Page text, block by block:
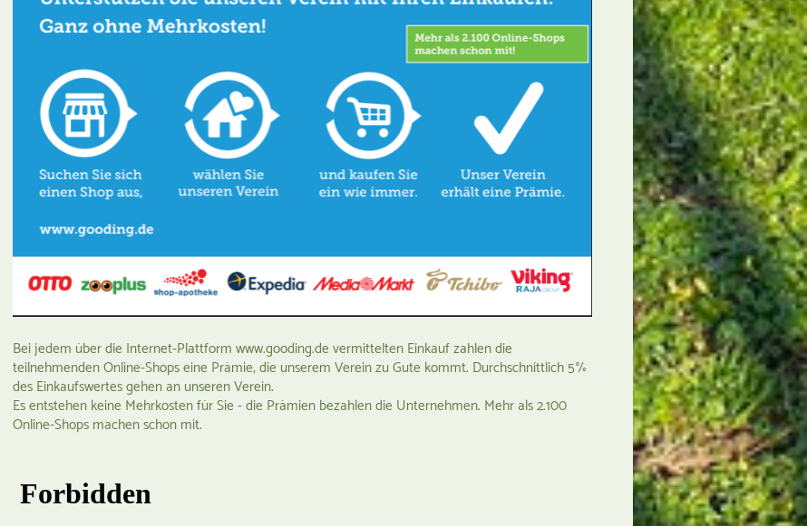
Bei jedem über die Internet-Plattform www.gooding.de vermittelten Einkauf zahlen die
teilnehmenden Online-Shops eine Prämie, die unserem Verein zu Gute kommt. Durchschnittlich 5%
des Einkaufswertes gehen an unseren Verein.
Es entstehen keine Mehrkosten für Sie - die Prämien bezahlen die Unternehmen. Mehr als 2.100
Online-Shops machen schon mit.